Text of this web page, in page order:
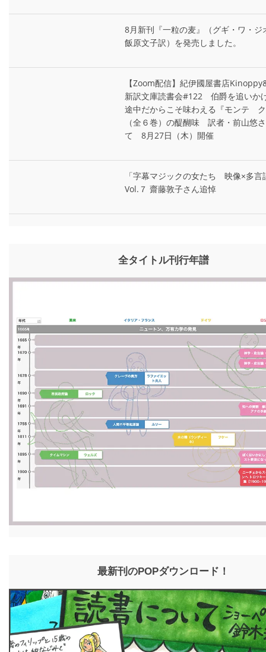
8月新刊『一粒の麦』（グギ・ワ・ジ
飯原文子訳）を発売しました。
【Zoom配信】紀伊國屋書店
新訳文庫読書会#122 伯爵を追い
途中だからこそ味わえる『モンテ゠
（全６巻）の醍醐味 訳者・前山悠
て 8月27日（木）開催
「字幕マジックの女たち 映像×多言
Vol.７ 齋藤敦子さん追悼
全タイトル刊行年譜
最新刊のPOPダウンロード！